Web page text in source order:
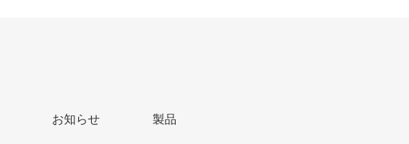
お知らせ 製品